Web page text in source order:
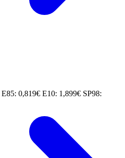
E85: 0,819€ E10: 1,899€ SP98: